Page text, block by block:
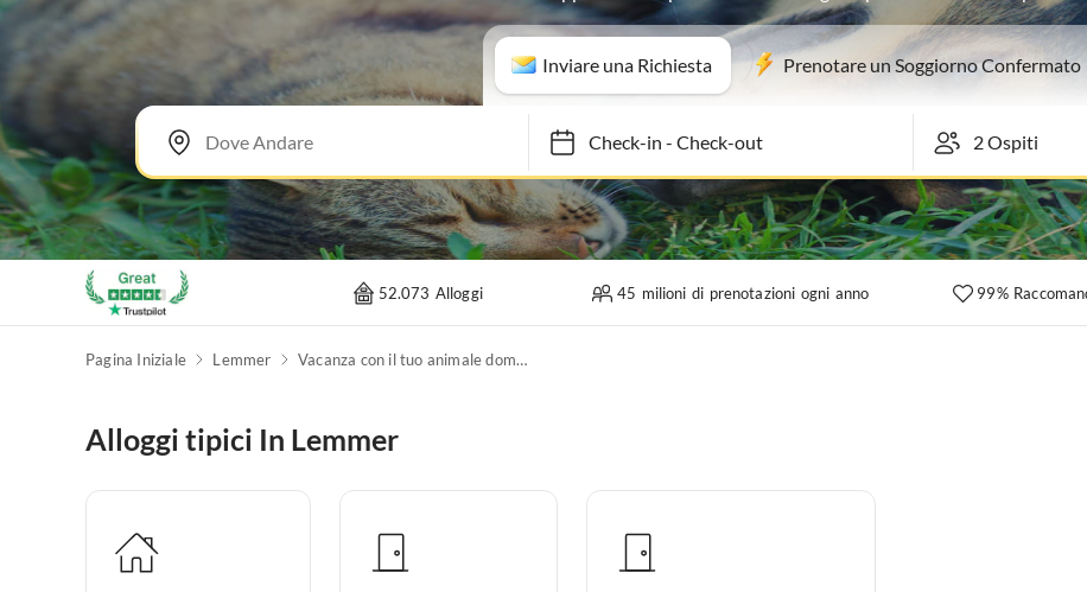
Inviare una Richiesta Prenotare un Soggiorno Confermato
Check-in- Check-out
52.073 Alloggi 45 milioni di prenotazioni ogni anno 99%
Pagina Iniziale Lemmer Vacanza con il tuo animale domestico
Alloggi tipici In Lemmer